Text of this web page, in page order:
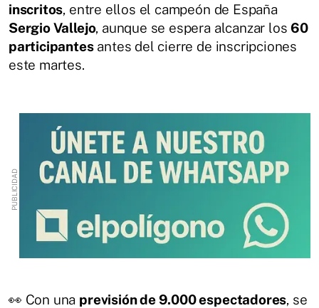
inscritos, entre ellos el campeón de España
Sergio Vallejo, aunque se espera alcanzar los60
participantesantes del cierre de inscripciones
este martes.
👀 Con una previsión de 9.000 espectadores, se